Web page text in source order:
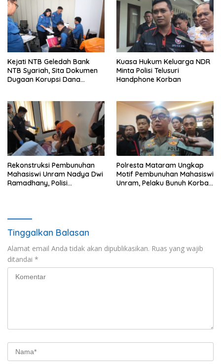
Kejati NTB Geledah Bank
NTB Syariah, Sita Dokumen
Dugaan Korupsi Dana
Kuasa Hukum Keluarga NDR
Minta Polisi Telusuri
Handphone Korban
Rekonstruksi Pembunuhan
Mahasiswi Unram Nadya Dwi
Ramadhany, Polisi
Polresta Mataram Ungkap
Motif Pembunuhan Mahasiswi
Unram, Pelaku Bunuh Korban
Tinggalkan Balasan
Alamat email Anda tidak akan dipublikasikan. Ruas yang wajib
ditandai *